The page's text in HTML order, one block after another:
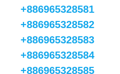
+886965328581
+886965328582
+886965328583
+886965328584
+886965328585